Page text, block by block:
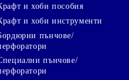
и хоби пособия
и хоби инструменти
пънчове/
пънчове/